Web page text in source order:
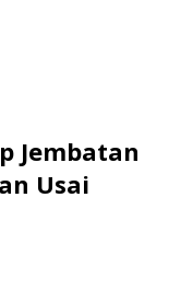
Jembatan
Usai